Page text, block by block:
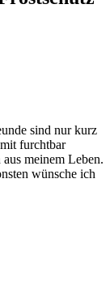
sind nur kurz
furchtbar
meinem Leben.
wünsche ich